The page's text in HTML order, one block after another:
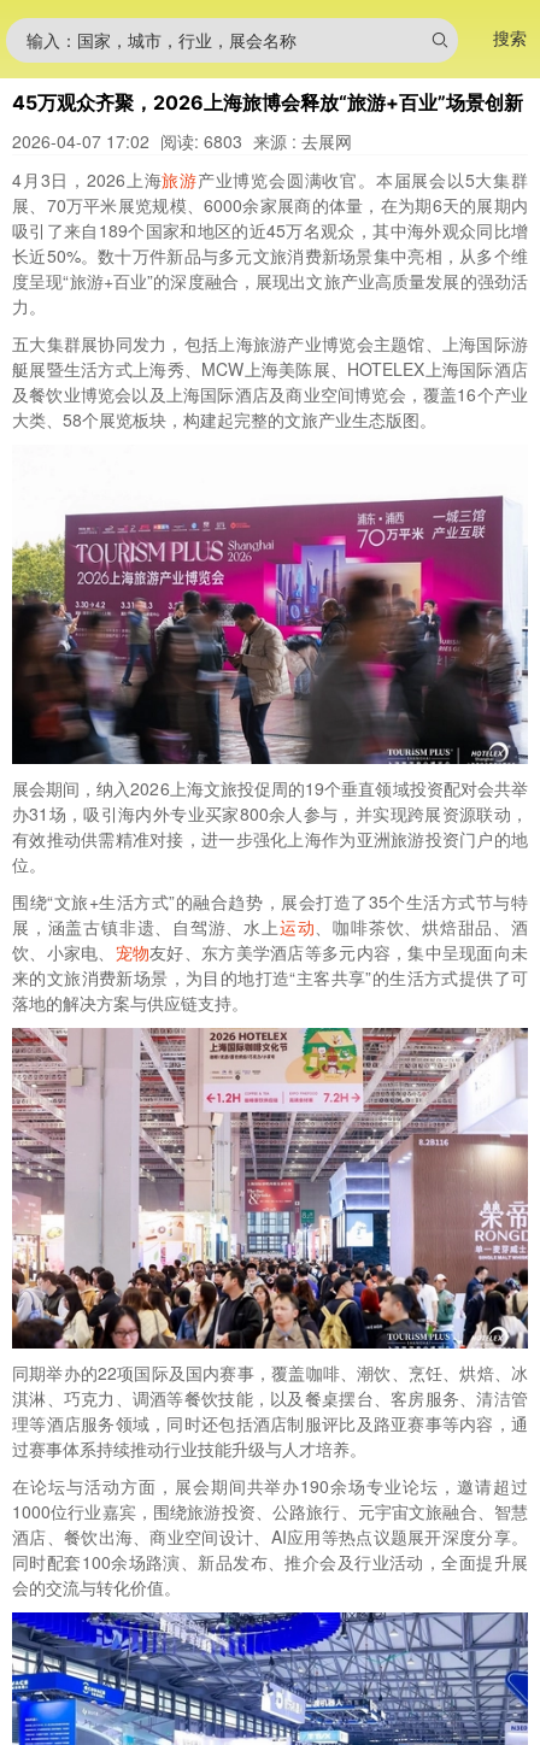
输入：国家，城市，行业，展会名称 搜索
45万观众齐聚，2026上海旅博会释放“旅游+百业”场景创新
2026-04-07 17:02 阅读: 6803 来源 : 去展网
4月3日，2026上海旅游产业博览会圆满收官。本届展会以5大集群
展、70万平米展览规模、6000余家展商的体量，在为期6天的展期内
吸引了来自189个国家和地区的近45万名观众，其中海外观众同比增
长近50%。数十万件新品与多元文旅消费新场景集中亮相，从多个维
度呈现“旅游+百业”的深度融合，展现出文旅产业高质量发展的强劲活
力。
五大集群展协同发力，包括上海旅游产业博览会主题馆、上海国际游
艇展暨生活方式上海秀、MCW上海美陈展、HOTELEX上海国际酒店
及餐饮业博览会以及上海国际酒店及商业空间博览会，覆盖16个产业
大类、58个展览板块，构建起完整的文旅产业生态版图。
展会期间，纳入2026上海文旅投促周的19个垂直领域投资配对会共举
办31场，吸引海内外专业买家800余人参与，并实现跨展资源联动，
有效推动供需精准对接，进一步强化上海作为亚洲旅游投资门户的地
位。
围绕“文旅+生活方式”的融合趋势，展会打造了35个生活方式节与特
展，涵盖古镇非遗、自驾游、水上运动、咖啡茶饮、烘焙甜品、酒
饮、小家电、 宠物友好、东方美学酒店等多元内容，集中呈现面向未
来的文旅消费新场景，为目的地打造“主客共享”的生活方式提供了可
落地的解决方案与供应链支持。
同期举办的22项国际及国内赛事，覆盖咖啡、潮饮、烹饪、烘焙、冰
淇淋、巧克力、调酒等餐饮技能，以及餐桌摆台、客房服务、清洁管
理等酒店服务领域，同时还包括酒店制服评比及路亚赛事等内容，通
过赛事体系持续推动行业技能升级与人才培养。
在论坛与活动方面，展会期间共举办190余场专业论坛，邀请超过
1000位行业嘉宾，围绕旅游投资、公路旅行、元宇宙文旅融合、智慧
酒店、餐饮出海、商业空间设计、AI应用等热点议题展开深度分享。
同时配套100余场路演、新品发布、推介会及行业活动，全面提升展
会的交流与转化价值。